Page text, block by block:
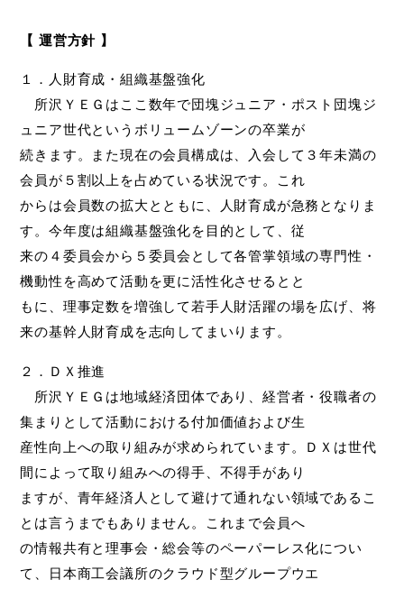
【 運営方針 】
１．人財育成・組織基盤強化
所沢ＹＥＧはここ数年で団塊ジュニア・ポスト団塊ジ
ュニア世代というボリュームゾーンの卒業が
続きます。また現在の会員構成は、入会して３年未満の
会員が５割以上を占めている状況です。これ
からは会員数の拡大とともに、人財育成が急務となりま
す。今年度は組織基盤強化を目的として、従
来の４委員会から５委員会として各管掌領域の専門性・
機動性を高めて活動を更に活性化させるとと
もに、理事定数を増強して若手人財活躍の場を広げ、将
来の基幹人財育成を志向してまいります。
２．ＤＸ推進
所沢ＹＥＧは地域経済団体であり、経営者・役職者の
集まりとして活動における付加価値および生
産性向上への取り組みが求められています。ＤＸは世代
間によって取り組みへの得手、不得手があり
ますが、青年経済人として避けて通れない領域であるこ
とは言うまでもありません。これまで会員へ
の情報共有と理事会・総会等のペーパーレス化につい
て、日本商工会議所のクラウド型グループウエ